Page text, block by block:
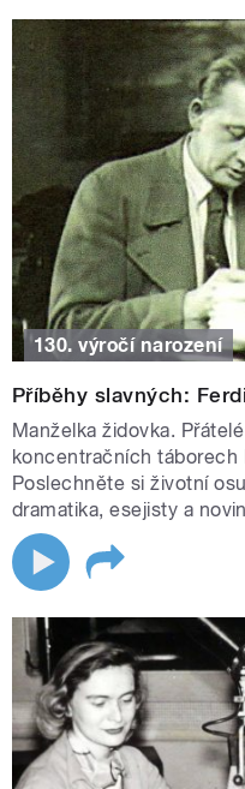
130. výročí narození
Příběhy slavných:
Manželka židovka.
koncentračních táborech
Poslechněte si životní
dramatika, esejisty a